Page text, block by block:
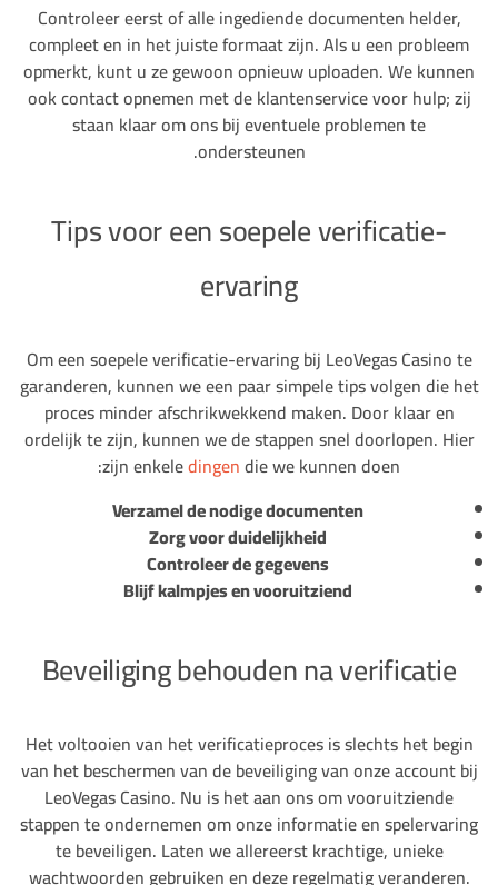
Controleer eerst of alle ingediende documenten helder,
compleet en in het juiste formaat zijn. Als u een probleem
opmerkt, kunt u ze gewoon opnieuw uploaden. We kunnen
ook contact opnemen met de klantenservice voor hulp; zij
staan klaar om ons bij eventuele problemen te
ondersteunen.
Tips voor een soepele verificatie-
ervaring
Om een soepele verificatie-ervaring bij LeoVegas Casino te
garanderen, kunnen we een paar simpele tips volgen die het
proces minder afschrikwekkend maken. Door klaar en
ordelijk te zijn, kunnen we de stappen snel doorlopen. Hier
zijn enkeledingendie we kunnen doen:
Verzamel de nodige documenten
Zorg voor duidelijkheid
Controleer de gegevens
Blijf kalmpjes en vooruitziend
Beveiliging behouden na verificatie
Het voltooien van het verificatieproces is slechts het begin
van het beschermen van de beveiliging van onze account bij
LeoVegas Casino. Nu is het aan ons om vooruitziende
stappen te ondernemen om onze informatie en spelervaring
te beveiligen. Laten we allereerst krachtige, unieke
wachtwoorden gebruiken en deze regelmatig veranderen.